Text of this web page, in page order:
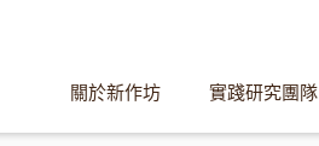
關於新作坊 實踐研究團隊